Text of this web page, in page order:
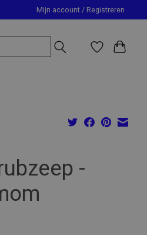
Mijn account / Registreren
-